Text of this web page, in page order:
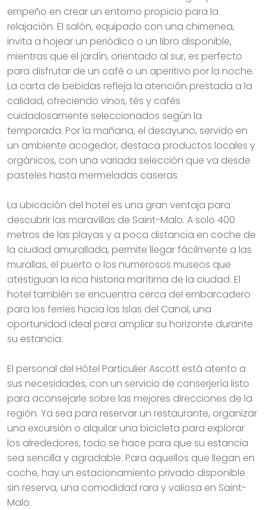
empeño en crear un entorno propicio para la
relajación. El salón, equipado con una chimenea,
invita a hojear un periódico o un libro disponible,
mientras que el jardín, orientado al sur, es perfecto
para disfrutar de un café o un aperitivo por la noche.
La carta de bebidas refleja la atención prestada a la
calidad, ofreciendo vinos, tés y cafés
cuidadosamente seleccionados según la
temporada. Por la mañana, el desayuno, servido en
un ambiente acogedor, destaca productos locales y
orgánicos, con una variada selección que va desde
pasteles hasta mermeladas caseras.
La ubicación del hotel es una gran ventaja para
descubrir las maravillas de Saint-Malo. A solo 400
metros de las playas y a poca distancia en coche de
la ciudad amurallada, permite llegar fácilmente a las
murallas, el puerto o los numerosos museos que
atestiguan la rica historia marítima de la ciudad. El
hotel también se encuentra cerca del embarcadero
para los ferries hacia las Islas del Canal, una
oportunidad ideal para ampliar su horizonte durante
su estancia.
El personal del Hôtel Particulier Ascott está atento a
sus necesidades, con un servicio de conserjería listo
para aconsejarle sobre las mejores direcciones de la
región. Ya sea para reservar un restaurante, organizar
una excursión o alquilar una bicicleta para explorar
los alrededores, todo se hace para que su estancia
sea sencilla y agradable. Para aquellos que llegan en
coche, hay un estacionamiento privado disponible
sin reserva, una comodidad rara y valiosa en Saint-
Malo.